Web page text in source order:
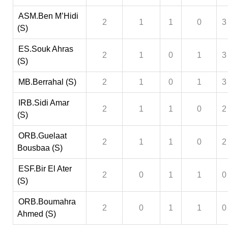
ASM.Ben M’Hidi
(S)
2 1 1 0 3
ES.Souk Ahras
(S)
2 1 0 1 3
MB.Berrahal (S) 2 1 0 1 3
IRB.Sidi Amar
(S)
2 1 1 0 2
ORB.Guelaat
Bousbaa (S)
2 1 1 0 2
ESF.Bir El Ater
(S)
2 0 1 1 0
ORB.Boumahra
Ahmed (S)
2 0 1 1 0